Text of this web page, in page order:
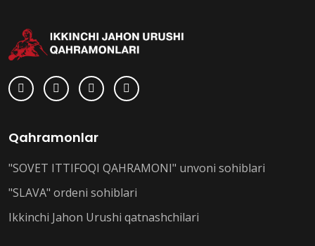
Qahramonlar
"SOVET ITTIFOQI QAHRAMONI" unvoni sohiblari
"SLAVA" ordeni sohiblari
Ikkinchi Jahon Urushi qatnashchilari